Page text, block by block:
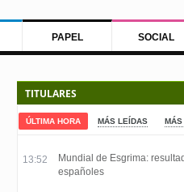
PAPEL SOCIAL
TITULARES
ÚLTIMA HORA MÁS LEÍDAS
13:52
Mundial de Esgrima:
españoles